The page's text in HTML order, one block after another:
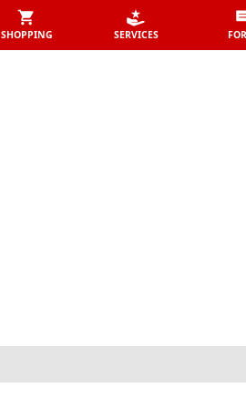
SHOPPING SERVICES